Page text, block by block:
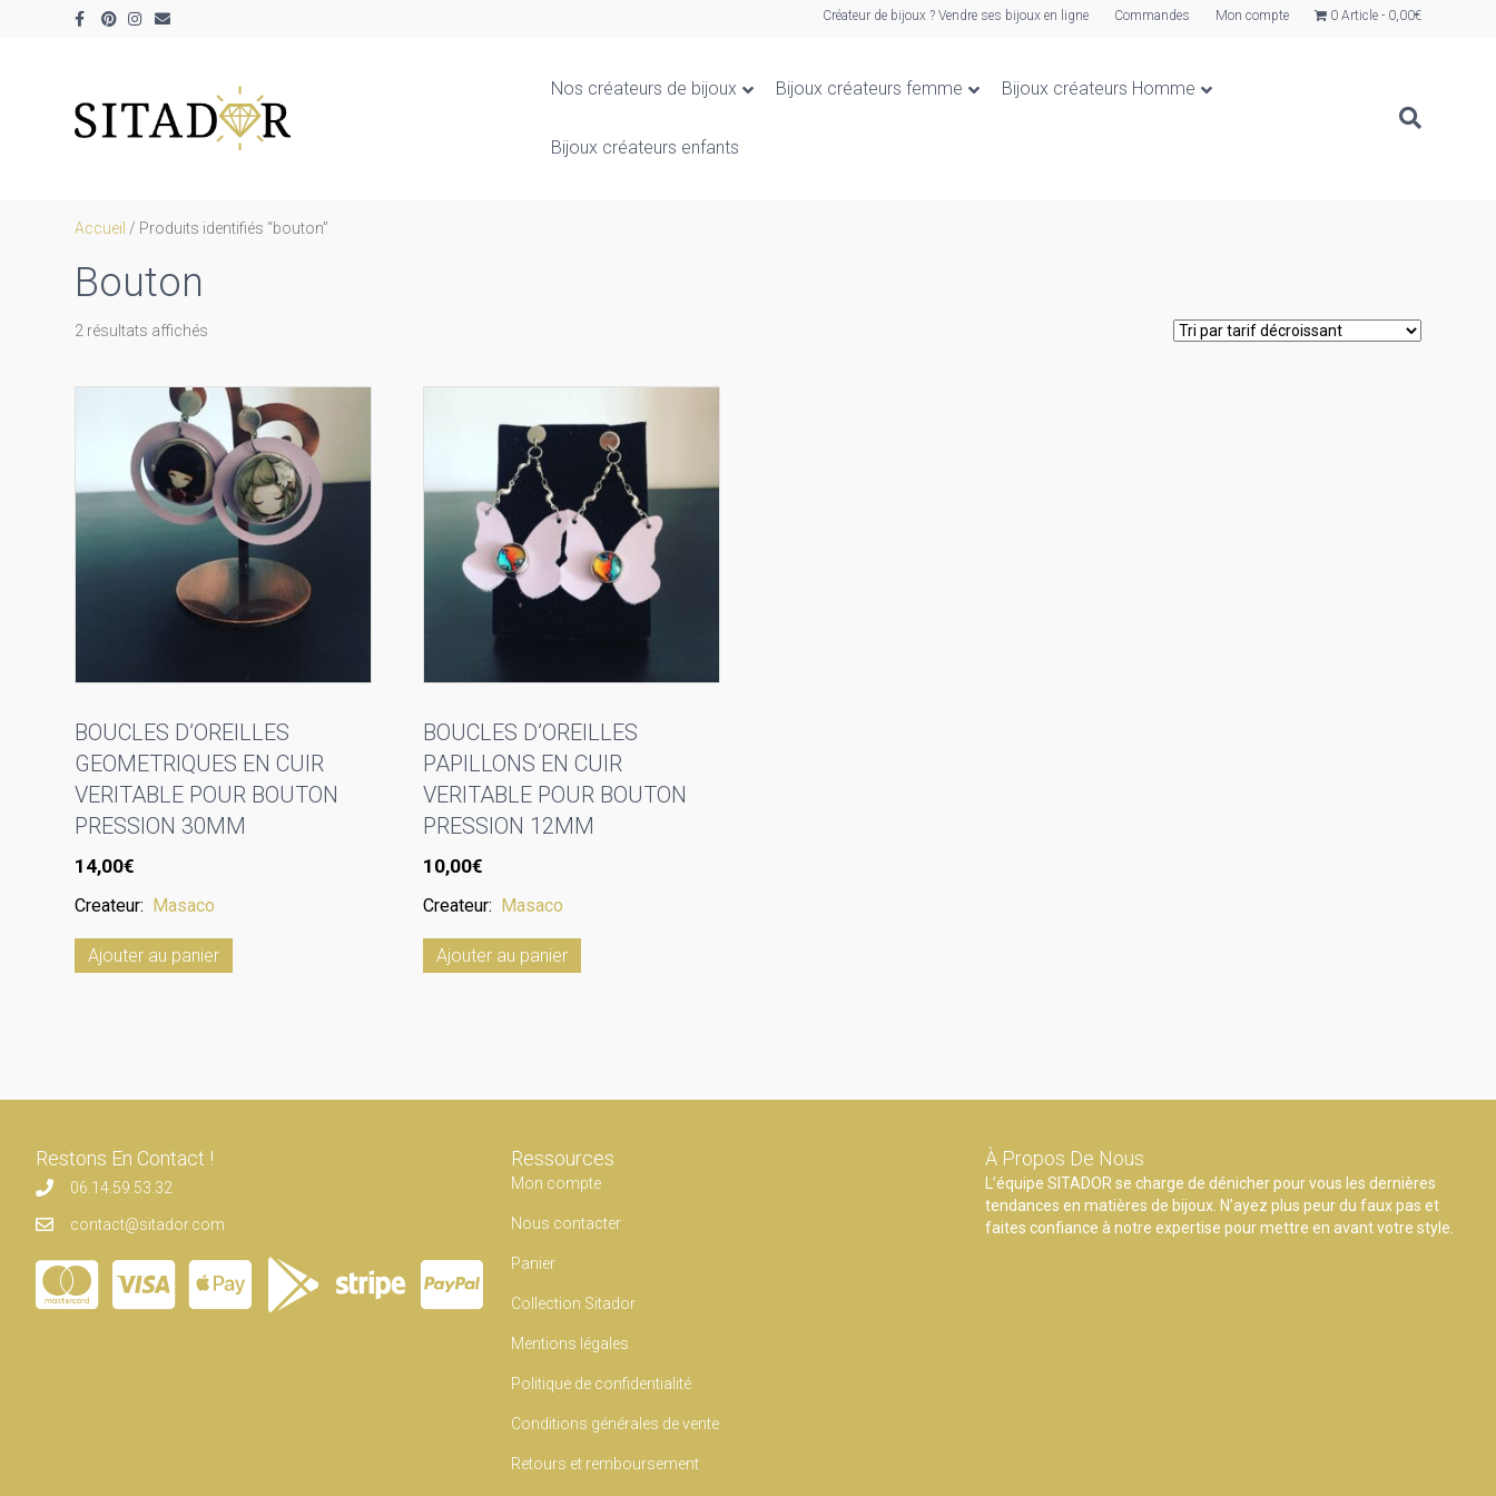
Facebook
PinterestInstagram
Email Créateur de bijoux ? Vendre ses bijoux en ligne Commandes Mon compte 0 Article 0,00€
Nos créateurs de bijoux Bijoux créateurs femme Bijoux créateurs Homme
Bijoux créateurs enfants
Accueil / Produits identifiés “bouton”
Bouton
2 résultats affichés
décroissant
BOUCLES D’OREILLES
GEOMETRIQUES EN CUIR
VERITABLE POUR BOUTON
PRESSION 30MM
14,00€
Createur: Masaco
Ajouter au panier
BOUCLES D’OREILLES
PAPILLONS EN CUIR
VERITABLE POUR BOUTON
PRESSION 12MM
10,00€
Createur: Masaco
Ajouter au panier
Restons En Contact !
06.14.59.53.32
contact@sitador.com
Ressources
Mon compte
Nous contacter
Panier
Collection Sitador
Mentions légales
Politique de confidentialité
Conditions générales de vente
Retours et remboursement
À Propos De Nous
L’équipe SITADOR se charge de dénicher pour vous les dernières
tendances en matières de bijoux. N’ayez plus peur du faux pas et
faites confiance à notre expertise pour mettre en avant votre style.